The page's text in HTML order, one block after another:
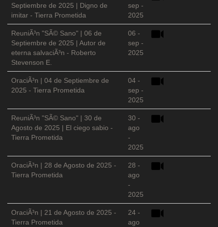
Septiembre de 2025 | Digno de
imitar - Tierra Prometida
sep -
2025
ReuniÃ³n "SÃ© Sano" | 06 de
Septiembre de 2025 | Autor de
eterna salvaciÃ³n - Roberto
Stevenson E.
06 -
sep -
2025
OraciÃ³n | 04 de Septiembre de
2025 - Tierra Prometida
04 -
sep -
2025
ReuniÃ³n "SÃ© Sano" | 30 de
Agosto de 2025 | El ciego sabio -
Tierra Prometida
30 -
ago
-
2025
OraciÃ³n | 28 de Agosto de 2025 -
Tierra Prometida
28 -
ago
-
2025
OraciÃ³n | 21 de Agosto de 2025 -
Tierra Prometida
24 -
ago